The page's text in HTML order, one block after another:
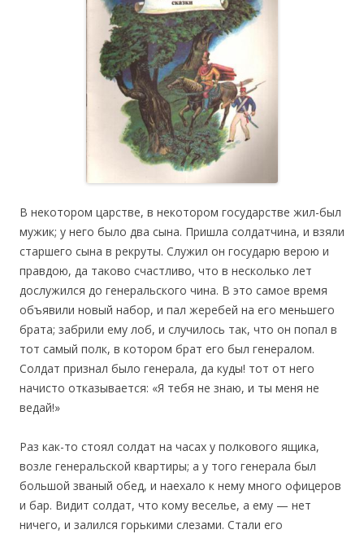
В некотором царстве, в некотором государстве жил-был
мужик; у него было два сына. Пришла солдатчина, и взяли
старшего сына в рекруты. Служил он государю верою и
правдою, да таково счастливо, что в несколько лет
дослужился до генеральского чина. В это самое время
объявили новый набор, и пал жеребей на его меньшего
брата; забрили ему лоб, и случилось так, что он попал в
тот самый полк, в котором брат его был генералом.
Солдат признал было генерала, да куды! тот от него
начисто отказывается: «Я тебя не знаю, и ты меня не
ведай!»
‎Раз как-то стоял солдат на часах у полкового ящика,
возле генеральской квартиры; а у того генерала был
большой званый обед, и наехало к нему много офицеров
и бар. Видит солдат, что кому веселье, а ему — нет
ничего, и залился горькими слезами. Стали его